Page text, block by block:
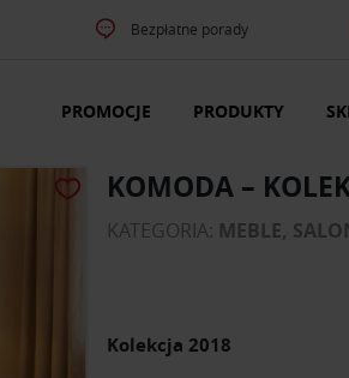
Bezpłatne porady
PROMOCJE PRODUKTY
KOMODA –
KATEGORIA: MEBLE,
Kolekcja 2018